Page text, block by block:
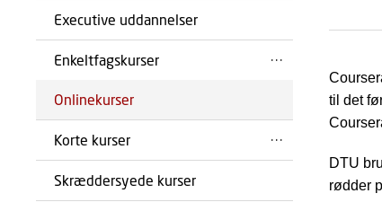
Executive uddannelser
Enkeltfagskurser
Onlinekurser
Korte kurser
Skræddersyede kurser
til det
DTU
rødder